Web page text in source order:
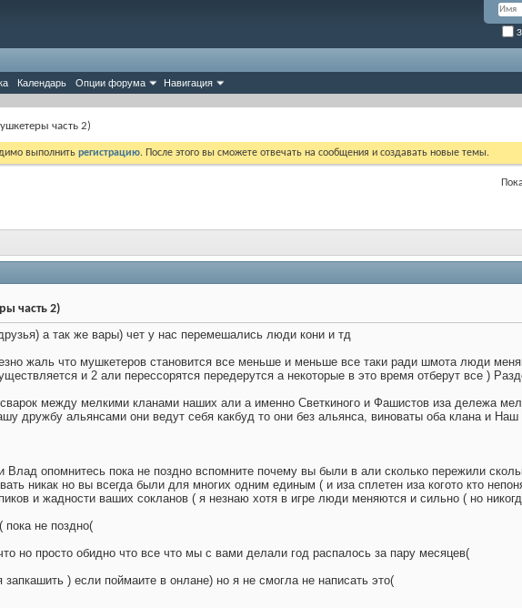
Календарь Опции форума Навигация
часть 2)
выполнить регистрацию. После этого вы сможете отвечать на сообщения и создавать новые темы.
часть 2)
а так же вары) чет у нас перемешались люди кони и тд
жаль что мушкетеров становится все меньше и меньше все таки ради шмота люди
и 2 али перессорятся передерутся а некоторые в это время отберут все )
между мелкими кланами наших али а именно Светкиного и Фашистов иза дележа
дружбу альянсами они ведут себя какбуд то они без альянса, виноваты оба клана и
Влад опомнитесь пока не поздно вспомните почему вы были в али сколько пережили
никак но вы всегда были для многих одним единым ( и иза сплетен иза когото кто
и жадности ваших сокланов ( я незнаю хотя в игре люди меняются и сильно ( но
не поздно(
но просто обидно что все что мы с вами делали год распалось за пару месяцев(
) если поймаите в онлане) но я не смогла не написать это(